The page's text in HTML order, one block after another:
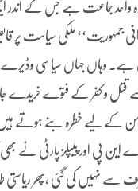
واحد جماعت ہے جس کے اندر
جمہوریت‘‘ ملکی سیاست پر
وہاں جہاں سیاسی وڈیرے
قتل و کفر کے فتوے خریدے
کے لیے خطرہ بنے ہوتے
پی اور پیپلز پارٹی نے
سے نہیں کی گئی ،پھر